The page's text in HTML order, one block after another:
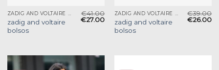
ZADIG AND VOLTAIRE BOLSOS
zadig and voltaire
bolsos
€41.00
€27.00
ZADIG AND VOLTAIRE BOLSOS
zadig and voltaire
bolsos
€39.00
€26.00